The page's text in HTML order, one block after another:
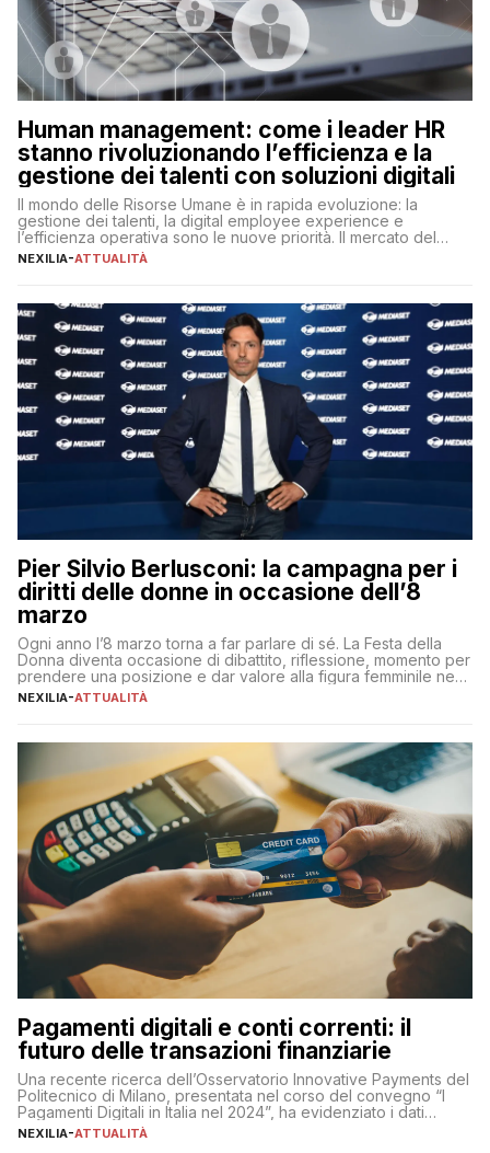
Human management: come i leader HR
stanno rivoluzionando l’efficienza e la
gestione dei talenti con soluzioni digitali
Il mondo delle Risorse Umane è in rapida evoluzione: la
gestione dei talenti, la digital employee experience e
l’efficienza operativa sono le nuove priorità. Il mercato del
lavoro, d’altra parte, è sempre più competitivo con una lotta
NEXILIA-ATTUALITÀ
Pier Silvio Berlusconi: la campagna per i
diritti delle donne in occasione dell’8
marzo
Ogni anno l’8 marzo torna a far parlare di sé. La Festa della
Donna diventa occasione di dibattito, riflessione, momento per
prendere una posizione e dar valore alla figura femminile nella
sua complessità e crucialità. A lanciare un messaggio “forte e
NEXILIA-ATTUALITÀ
Pagamenti digitali e conti correnti: il
futuro delle transazioni finanziarie
Una recente ricerca dell’Osservatorio Innovative Payments del
Politecnico di Milano, presentata nel corso del convegno “I
Pagamenti Digitali in Italia nel 2024”, ha evidenziato i dati
definitivi del primo semestre 2024 relativamente alle
NEXILIA-ATTUALITÀ